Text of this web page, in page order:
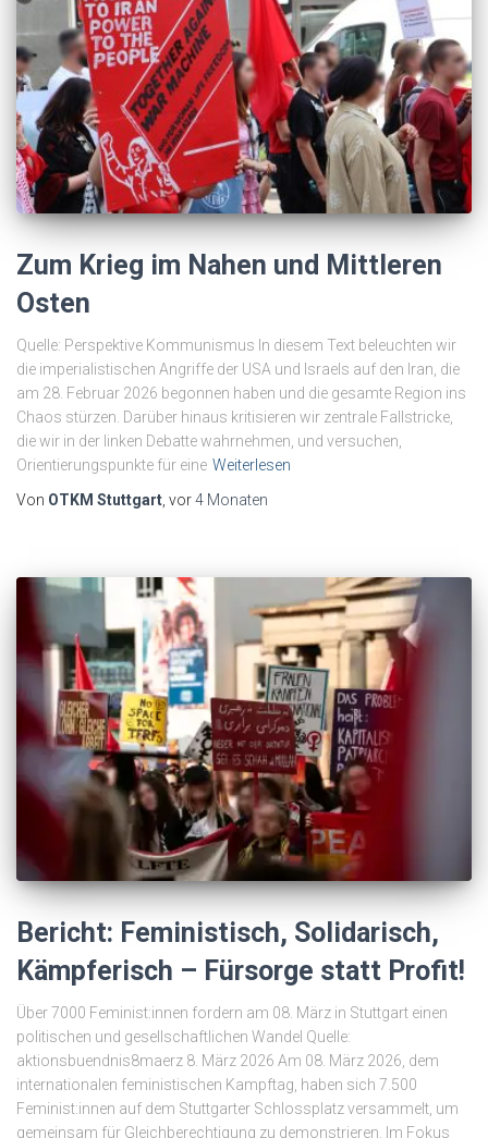
Zum Krieg im Nahen und Mittleren
Osten
Quelle: Perspektive Kommunismus In diesem Text beleuchten wir
die imperialistischen Angriffe der USA und Israels auf den Iran, die
am 28. Februar 2026 begonnen haben und die gesamte Region ins
Chaos stürzen. Darüber hinaus kritisieren wir zentrale Fallstricke,
die wir in der linken Debatte wahrnehmen, und versuchen,
Orientierungspunkte für eine Weiterlesen
Von OTKM Stuttgart, vor4 Monaten
Bericht: Feministisch, Solidarisch,
Kämpferisch – Fürsorge statt Profit!
Über 7000 Feminist:innen fordern am 08. März in Stuttgart einen
politischen und gesellschaftlichen Wandel Quelle:
aktionsbuendnis8maerz 8. März 2026 Am 08. März 2026, dem
internationalen feministischen Kampftag, haben sich 7.500
Feminist:innen auf dem Stuttgarter Schlossplatz versammelt, um
gemeinsam für Gleichberechtigung zu demonstrieren. Im Fokus